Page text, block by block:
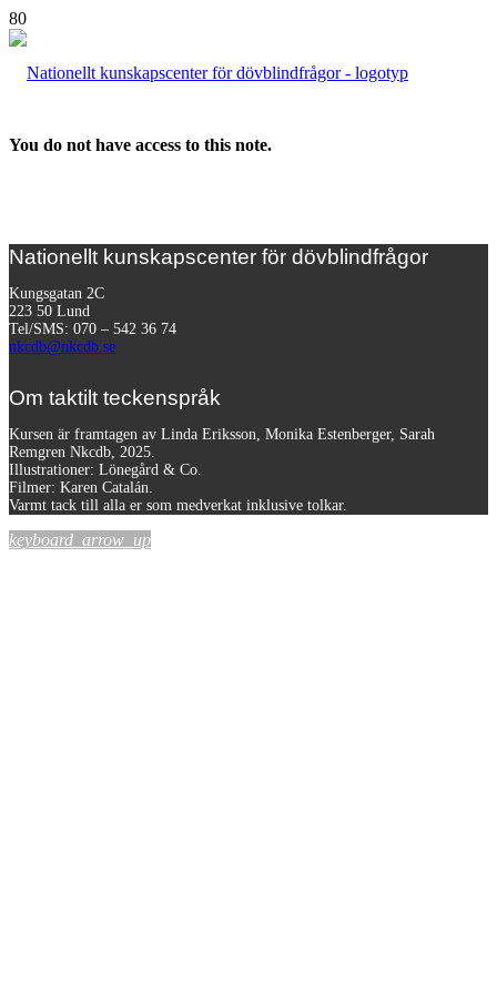
You do not have access to this note.
Nationellt kunskapscenter för dövblindfrågor
Kungsgatan 2C
223 50 Lund
Tel/SMS: 070 – 542 36 74
nkcdb@nkcdb.se
Om taktilt teckenspråk
Kursen är framtagen av Linda Eriksson, Monika Estenberger, Sarah
Remgren Nkcdb, 2025.
Illustrationer: Lönegård & Co.
Filmer: Karen Catalán.
Varmt tack till alla er som medverkat inklusive tolkar.
keyboard_arrow_up